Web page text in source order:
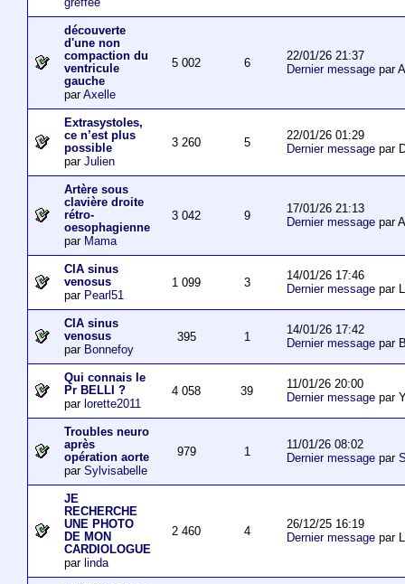
découverte
d'une non
compaction du
ventricule
gauche
parAxelle
5 002 6
22/01/26 21:37
Dernier messagepar
Extrasystoles,
ce n’est plus
possible
par Julien
3 260 5
22/01/26 01:29
Dernier messagepar
Artère sous
clavière droite
rétro-
oesophagienne
par Mama
3 042 9
17/01/26 21:13
Dernier messagepar
CIA sinus
venosus
par Pearl51
1 099 3
14/01/26 17:46
Dernier messagepar
CIA sinus
venosus
par Bonnefoy
395 1
14/01/26 17:42
Dernier messagepar
Qui connais le
Pr BELLI ?
par lorette2011
4 058 39
11/01/26 20:00
Dernier messagepar
Troubles neuro
après
opération aorte
par Sylvisabelle
979 1
11/01/26 08:02
Dernier messagepar
JE
RECHERCHE
UNE PHOTO
DE MON
CARDIOLOGUE
par linda
2 460 4
26/12/25 16:19
Dernier messagepar